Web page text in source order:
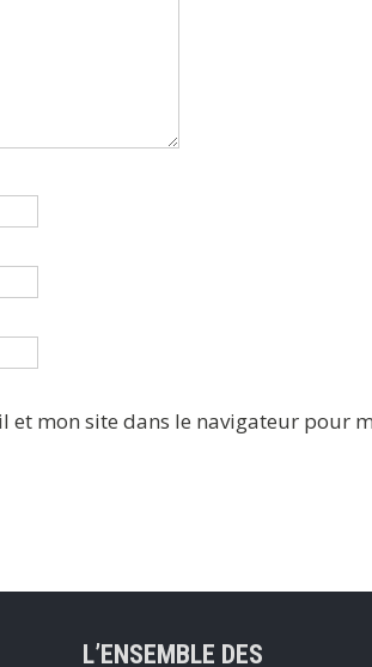
et mon site dans le navigateur pour
L’ENSEMBLE DES